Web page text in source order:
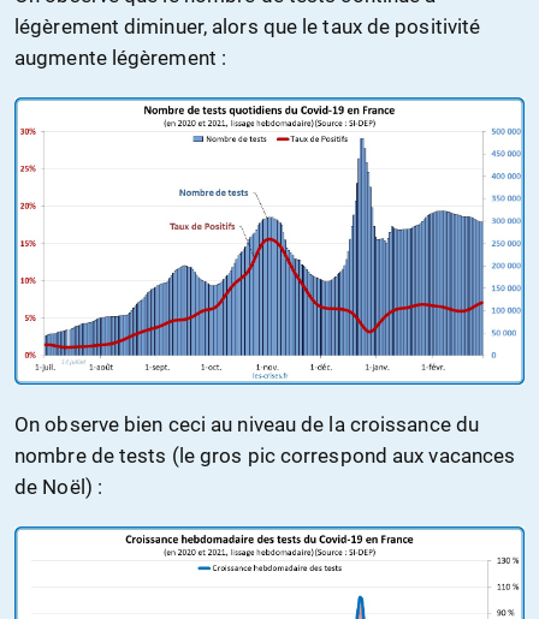
légèrement diminuer, alors que le taux de positivité
augmente légèrement :
On observe bien ceci au niveau de la croissance du
nombre de tests (le gros pic correspond aux vacances
de Noël) :